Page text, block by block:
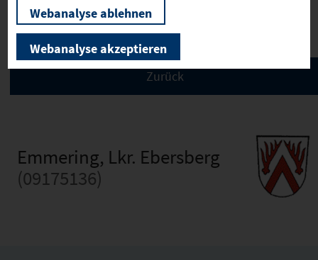
Kommunale Infrastruktur
Emmering, Lkr. Ebersberg
(09175136)
Webanalyse ablehnen
Webanalyse akzeptieren